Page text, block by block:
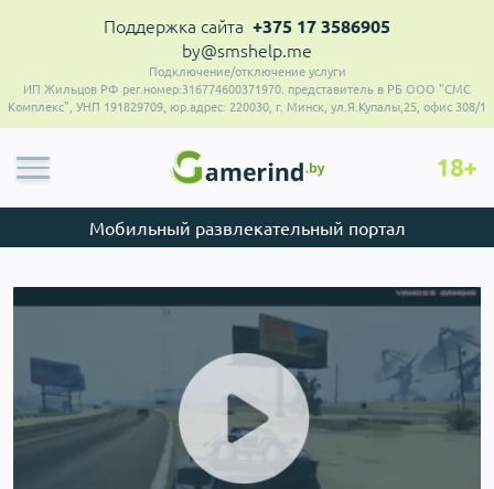
Поддержка сайта +375 17 3586905
by@smshelp.me
Подключение/отключение услуги
ИП Жильцов РФ рег.номер:316774600371970. представитель в РБ ООО "СМС
Комплекс", УНП 191829709, юр.адрес: 220030, г. Минск, ул.Я.Купалы,25, офис 308/1
Мобильный развлекательный портал